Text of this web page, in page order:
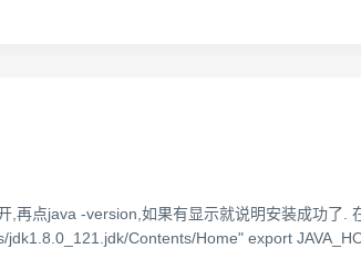
点java -version,如果有显示就说明安装成功了.
Contents/Home" export